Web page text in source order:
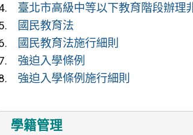
臺北市高級中等以下教育階段辦理
國民教育法
國民教育法施行細則
強迫入學條例
強迫入學條例施行細則
學籍管理